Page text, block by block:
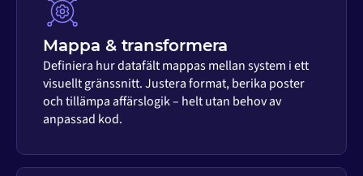
Mappa & transformera
Definiera hur datafält mappas mellan system i ett
visuellt gränssnitt. Justera format, berika poster
och tillämpa affärslogik – helt utan behov av
anpassad kod.